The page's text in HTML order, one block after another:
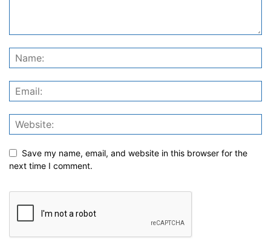
Save my name, email, and website in this browser for the
next time I comment.